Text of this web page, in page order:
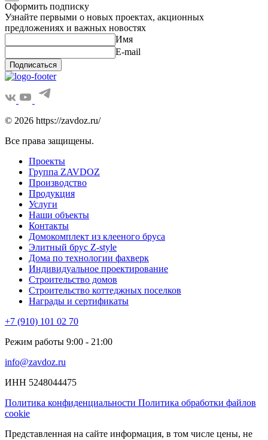
Оформить подписку
Узнайте первыми о новых проектах, акционных
предложениях и важных новостях
Имя
E-mail
Подписаться
© 2026 https://zavdoz.ru/
Все права защищены.
Проекты
Группа ZAVDOZ
Производство
Продукция
Услуги
Наши объекты
Контакты
Домокомплект из клееного бруса
Элитный брус Z-style
Дома по технологии фахверк
Индивидуальное проектирование
Строительство домов
Строительство коттеджных поселков
Награды и сертификаты
+7 (910) 101 02 70
Режим работы 9:00 - 21:00
info@zavdoz.ru
ИНН 5248044475
Политика конфиденциальности Политика обработки файлов
cookie
Представленная на сайте информация, в том числе цены, не